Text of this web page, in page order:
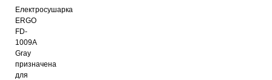
Електросушарка
ERGO
FD-
1009A
Gray
призначена
для